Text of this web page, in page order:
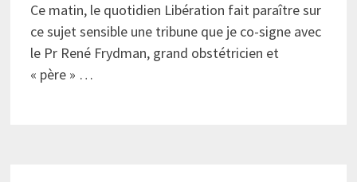
Ce matin, le quotidien Libération fait paraître sur
ce sujet sensible une tribune que je co-signe avec
le Pr René Frydman, grand obstétricien et
« père » …